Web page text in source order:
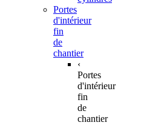
Portes
d'intérieur
fin
de
chantier
‹
Portes
d'intérieur
fin
de
chantier